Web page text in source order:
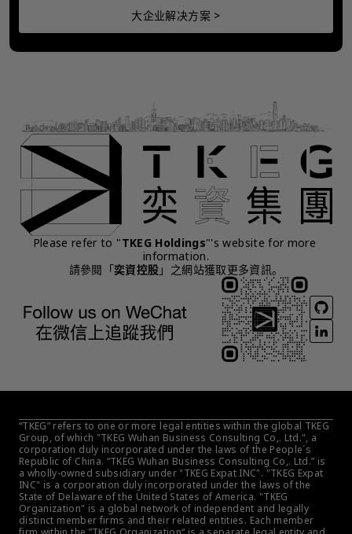
大企业解决方案 >
Please refer to "TKEG Holdings"'s website for more
information.
請參閱「奕資控股 」之網站獲取更多資訊。
“TKEG” refers to one or more legal entities within the global TKEG
Group, of which "TKEG Wuhan Business Consulting Co,. Ltd.", a
corporation duly incorporated under the laws of the People´s
Republic of China. “TKEG Wuhan Business Consulting Co,. Ltd.” is
a wholly-owned subsidiary under "TKEG Expat INC". "TKEG Expat
INC" is a corporation duly incorporated under the laws of the
State of Delaware of the United States of America. "TKEG
Organization" is a global network of independent and legally
distinct member firms and their related entities. Each member